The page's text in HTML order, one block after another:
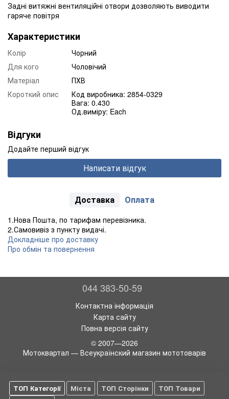
Задні витяжні вентиляційні отвори дозволяють виводити
гаряче повітря
Характеристики
Колір
Чорний
Для кого
Чоловічий
Матеріал
ПХВ
Короткий опис
Код виробника: 2854-0329
Вага: 0.430
Од.виміру: Each
Відгуки
Додайте перший відгук
Написати відгук
Доставка Оплата
1.Нова Пошта, по тарифам перевізника.
2.Самовивіз з пункту видачі.
Докладніше про доставку
Про обмін та повернення
044 383-50-59
Контактна інформація
Карта сайту
Повна версія сайту
© 2007—2026
Мотоквартал — Всеукраїнский магазин мототоварів
ТОП Категорії Міста ТОП Сторінки
ТОП Товари